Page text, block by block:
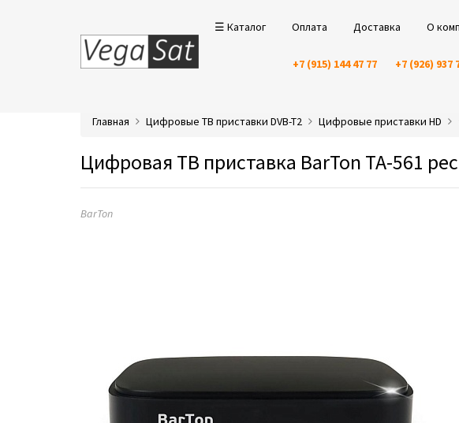
☰ Каталог Оплата Доставка О
+7 (915) 144 47 77 +7 (926) 937
Главная Цифровые ТВ приставки DVB-T2 Цифровые приставки HD
Цифровая ТВ приставка BarTon TA-561
BarTon